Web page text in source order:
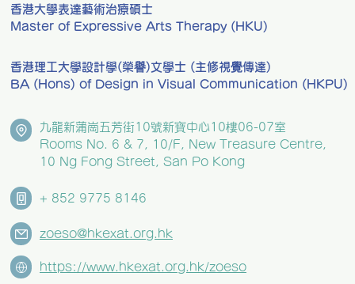
香港大學表達藝術治療碩士
Master of Expressive Arts Therapy (HKU)
香港理工大學設計學(榮譽)文學士 (主修視覺傳達)
BA (Hons) of Design in Visual Communication (HKPU)
九龍新蒲崗五芳街10號新寶中心10樓06-07室
Rooms No. 6 & 7, 10/F, New Treasure Centre,
10 Ng Fong Street, San Po Kong
+ 852 9775 8146
zoeso@hkexat.org.hk
https://www.hkexat.org.hk/zoeso